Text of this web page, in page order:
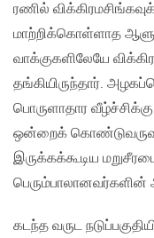
ரணில்
மாற்றிக்கொள்ளாத
வாக்குகளிலேயே
தங்கியிருந்தார்.
பொருளாதார
ஒன்றைக்
இருக்கக்கூடிய
பெரும்பாலானவர்களின்
கடந்த வருட